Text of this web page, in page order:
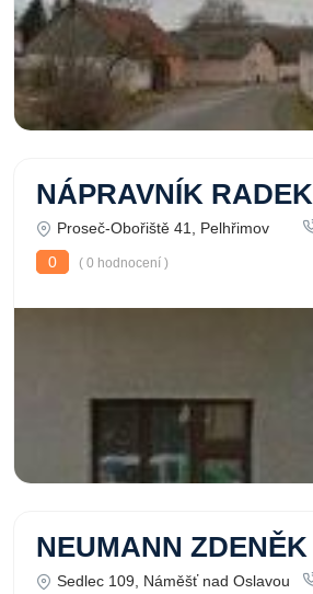
NÁPRAVNÍK RADEK
Proseč-Obořiště 41, Pelhřimov
0
( 0 hodnocení )
NEUMANN ZDENĚK
Sedlec 109, Náměšť nad Oslavou